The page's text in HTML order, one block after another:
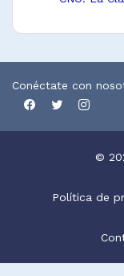
Conéctate con
©
Política de